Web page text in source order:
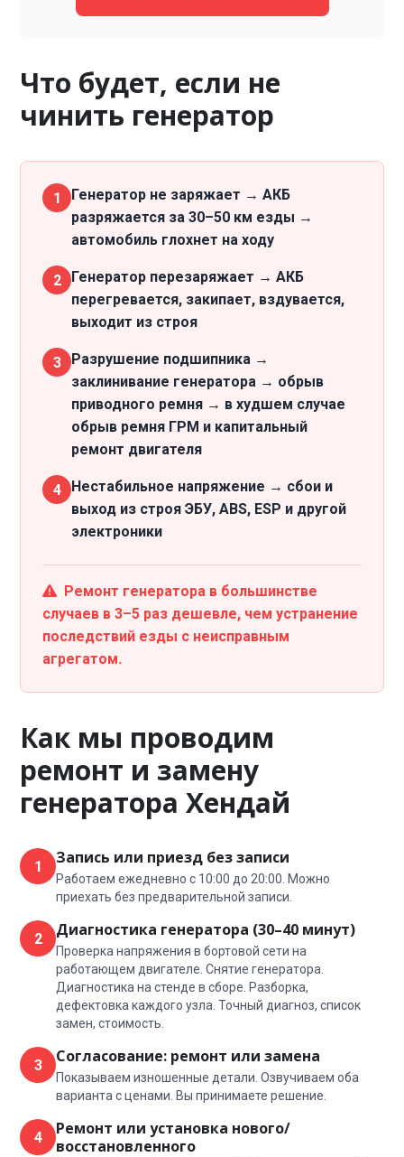
Что будет, если не
чинить генератор
1
Генератор не заряжает → АКБ
разряжается за 30–50 км езды →
автомобиль глохнет на ходу
2
Генератор перезаряжает → АКБ
перегревается, закипает, вздувается,
выходит из строя
3
Разрушение подшипника →
заклинивание генератора → обрыв
приводного ремня → в худшем случае
обрыв ремня ГРМ и капитальный
ремонт двигателя
4
Нестабильное напряжение → сбои и
выход из строя ЭБУ, ABS, ESP и другой
электроники
Ремонт генератора в большинстве
случаев в 3–5 раз дешевле, чем устранение
последствий езды с неисправным
агрегатом.
Как мы проводим
ремонт и замену
генератора Хендай
1 Запись или приезд без записи
Работаем ежедневно с 10:00 до 20:00. Можно
приехать без предварительной записи.
2 Диагностика генератора (30–40 минут)
Проверка напряжения в бортовой сети на
работающем двигателе. Снятие генератора.
Диагностика на стенде в сборе. Разборка,
дефектовка каждого узла. Точный диагноз, список
замен, стоимость.
3 Согласование: ремонт или замена
Показываем изношенные детали. Озвучиваем оба
варианта с ценами. Вы принимаете решение.
4
Ремонт или установка нового/
восстановленного